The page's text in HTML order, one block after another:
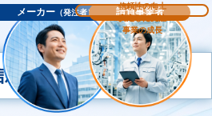
メーカー （発注者） 請負事業者
信頼性の向上
安定した受注
事業の成長
、広がる未来